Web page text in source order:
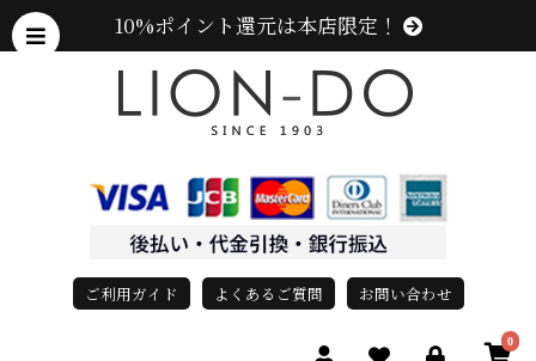
10%ポイント還元は本店限定！
ご利用ガイド よくあるご質問 お問い合わせ
0